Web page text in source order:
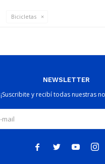
Bicicletas
NEWSLETTER
¡Suscribite y recibí todas nuestras
   